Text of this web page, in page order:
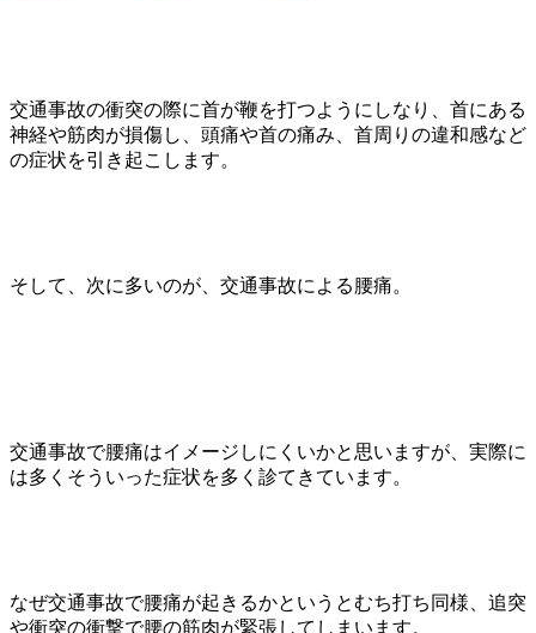
交通事故の衝突の際に首が鞭を打つようにしなり、首にある
神経や筋肉が損傷し、頭痛や首の痛み、首周りの違和感など
の症状を引き起こします。
そして、次に多いのが、交通事故による腰痛。
交通事故で腰痛はイメージしにくいかと思いますが、実際に
は多くそういった症状を多く診てきています。
なぜ交通事故で腰痛が起きるかというとむち打ち同様、追突
や衝突の衝撃で腰の筋肉が緊張してしまいます。